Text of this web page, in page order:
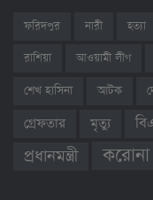
ফরিদপুর নারী হত্যা
রাশিয়া
আওয়ামী লীগ
শেখ হাসিনা আটক
গ্রেফতার
মৃত্যু
প্রধানমন্ত্রী